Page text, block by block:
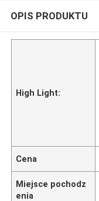
OPIS PRODUKTU
High Light:
Cena
Miejsce pochodz
enia